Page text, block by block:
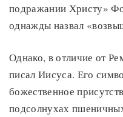
подражании Христу»
однажды назвал
Однако, в отличие от
писал Иисуса. Его
божественное
подсолнухах